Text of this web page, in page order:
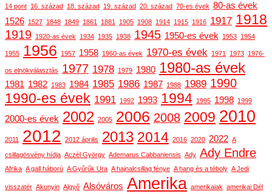
14 pont 16. század 18. század 19. század 20. század 70-es évek 80-as évek
1526 1527 1848 1849 1861 1881 1905 1908 1914 1915 1916 1917 1918
1919 1920-as évek 1934 1935 1938 1945 1950-es évek 1953 1954
1955 1956 1957 1958 1960-as évek 1970-es évek 1971 1973 1976-
os elnökválasztás 1977 1978 1979 1980 1980-as évek
1981 1982 1983 1984 1985 1986 1987 1988 1989 1990
1990-es évek 1991 1992 1993 1994 1995 1998 1999
2000-es évek 2002 2005 2006 2008 2009 2010
2011 2012 2012 április 2013 2014 2016 2020 2022 A
csillagösvény hídja Aczél György Ademarus Cabbaniensis Ady Ady Endre
Afrika A gall háború A Gyűrűk Ura A hajnalcsillag fénye A hang és a téboly A Jedi
visszatér Akunyin Algyő Alsóváros Amerika amerikaiak amerikai Dél